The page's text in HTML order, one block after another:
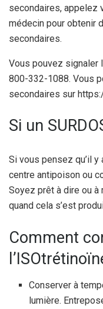
secondaires, appelez
médecin pour obtenir
secondaires.
Vous pouvez signaler
800-332-1088. Vous
secondaires sur
Si un
Si vous pensez qu’il
centre antipoison ou
Soyez prêt à dire ou à
quand cela s’est
Comment
Conserver à
lumière.